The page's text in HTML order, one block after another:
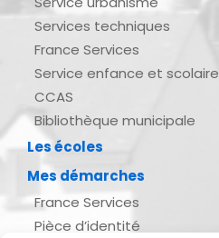
Services techniques
France Services
Service enfance et scolaire
CCAS
Bibliothèque municipale
Les écoles
Mes démarches
France Services
Pièce d’identité